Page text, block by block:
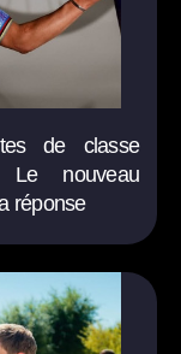
de classe
nouveau
réponse